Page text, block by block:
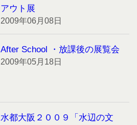
アウト展
2009年06月08日
After School ・放課後の展覧会
2009年05月18日
水都大阪２００９「水辺の文